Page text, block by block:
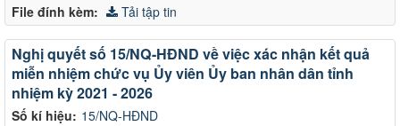
File đính kèm: Tải tập tin
Số kí hiệu: 15/NQ-HĐND
Nghị quyết số 15/NQ-HĐND về việc xác nhận kết quả
miễn nhiệm chức vụ Ủy viên Ủy ban nhân dân tỉnh
nhiệm kỳ 2021 - 2026